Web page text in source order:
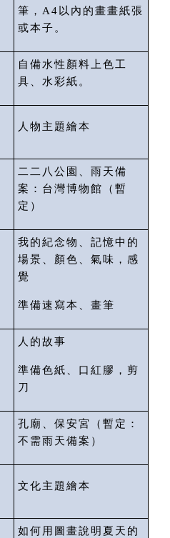
筆， A4以內的畫畫紙張
或本子。
自備水性顏料上色工
具、水彩紙。
人物主題繪本
二二八公園、雨天備
案：台灣博物館
（暫
定）
我的紀念物、記憶中的
場景、顏色、氣味，感
覺
準備速寫本、畫筆
人的故事
準備色紙、口紅膠，剪
刀
孔廟、保安宮（暫定：
不需雨天備案 ）
文化主題繪本
如何用圖畫說明夏天的